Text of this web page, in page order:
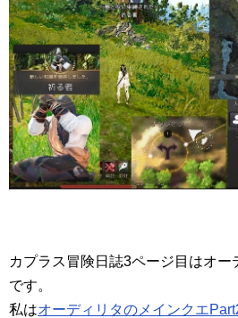
カプラス冒険日誌3ページ目はオー
です。
私はオーディリタのメインクエ